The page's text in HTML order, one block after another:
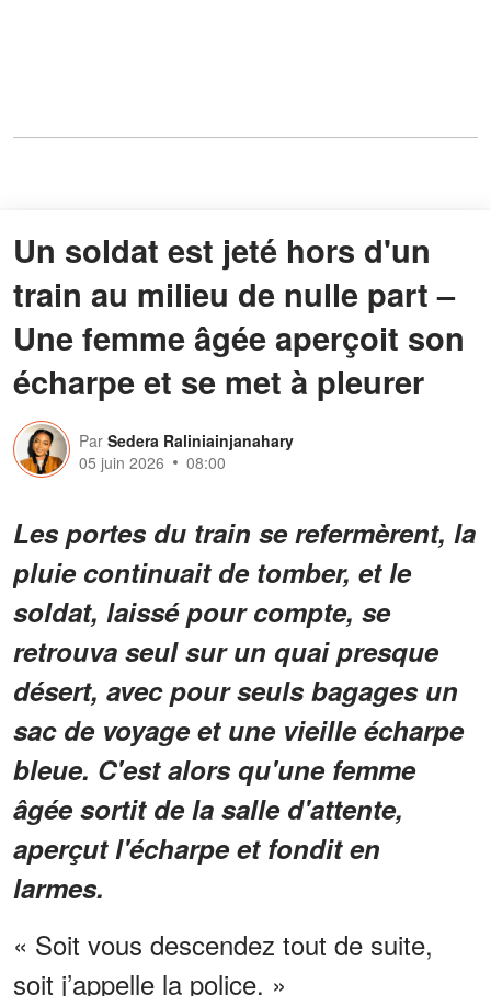
Un soldat est jeté hors d'un
train au milieu de nulle part –
Une femme âgée aperçoit son
écharpe et se met à pleurer
Par Sedera Raliniainjanahary
05 juin 2026
08:00
Les portes du train se refermèrent, la
pluie continuait de tomber, et le
soldat, laissé pour compte, se
retrouva seul sur un quai presque
désert, avec pour seuls bagages un
sac de voyage et une vieille écharpe
bleue. C'est alors qu'une femme
âgée sortit de la salle d'attente,
aperçut l'écharpe et fondit en
larmes.
« Soit vous descendez tout de suite,
soit j’appelle la police. »